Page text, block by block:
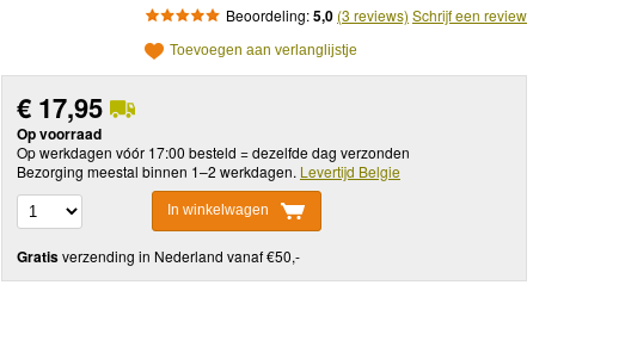
Beoordeling:5,0 (3 reviews) Schrijf een review
Toevoegen aan verlanglijstje
€ 17,95
Op voorraad
Op werkdagen vóór 17:00 besteld = dezelfde dag verzonden
Bezorging meestal binnen 1–2 werkdagen. Levertijd Belgie
In winkelwagen
Gratisverzending in Nederland vanaf €50,-